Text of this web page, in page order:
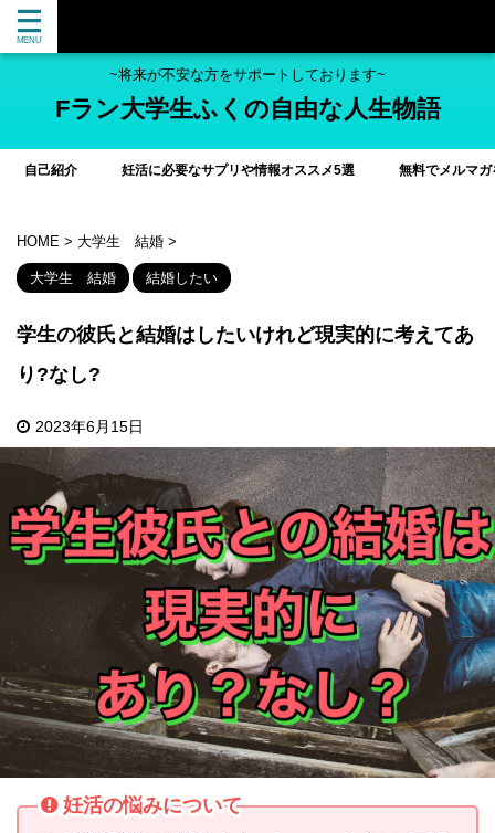
~将来が不安な方をサポートしております~
Fラン大学生ふくの自由な人生物語
自己紹介 妊活に必要なサプリや情報オススメ5選 無料でメルマガ
HOME > 大学生 結婚 >
大学生 結婚 結婚したい
学生の彼氏と結婚はしたいけれど現実的に考えてあ
り?なし?
2023年6月15日
妊活の悩みについて